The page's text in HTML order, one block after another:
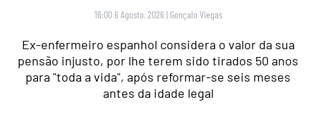
16:00 6 Agosto, 2026 | Gonçalo Viegas
Ex-enfermeiro espanhol considera o valor da sua
pensão injusto, por lhe terem sido tirados 50 anos
para "toda a vida", após reformar-se seis meses
antes da idade legal